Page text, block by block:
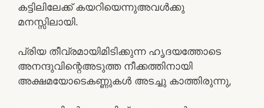
കട്ടിലിലേക്ക് കയറിയെന്നുഅവൾക്കു
മനസ്സിലായി.
പ്രിയ തീവ്രമായിമിടിക്കുന്ന ഹൃദയത്തോടെ
അനന്ദുവിന്റെഅടുത്ത നീക്കത്തിനായി
അക്ഷമയോടെകണ്ണുകൾ അടച്ചു കാത്തിരുന്നു,